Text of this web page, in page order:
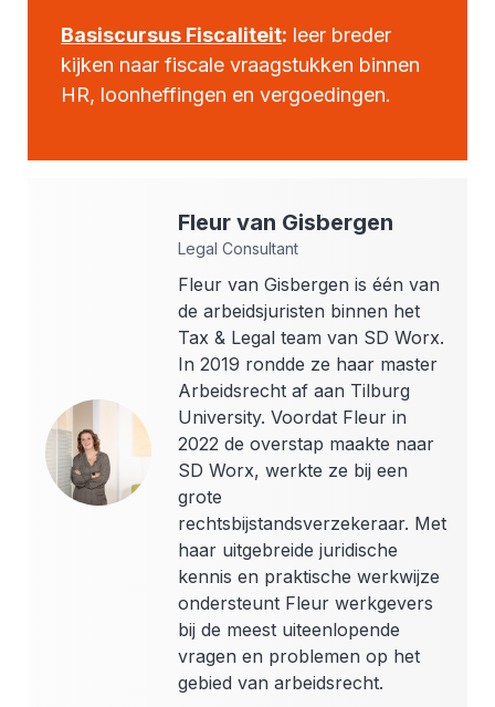
Basiscursus Fiscaliteit: leer breder
kijken naar fiscale vraagstukken binnen
HR, loonheffingen en vergoedingen.
Fleur van Gisbergen
Legal Consultant
Fleur van Gisbergen is één van
de arbeidsjuristen binnen het
Tax & Legal team van SD Worx.
In 2019 rondde ze haar master
Arbeidsrecht af aan Tilburg
University. Voordat Fleur in
2022 de overstap maakte naar
SD Worx, werkte ze bij een
grote
rechtsbijstandsverzekeraar. Met
haar uitgebreide juridische
kennis en praktische werkwijze
ondersteunt Fleur werkgevers
bij de meest uiteenlopende
vragen en problemen op het
gebied van arbeidsrecht.